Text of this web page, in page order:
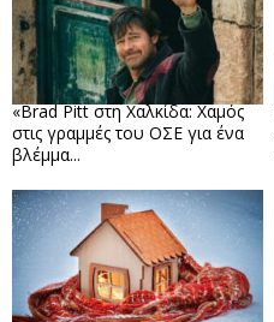
«Brad Pitt στη Χαλκίδα: Χαμός
στις γραμμές του ΟΣΕ για ένα
βλέμμα...